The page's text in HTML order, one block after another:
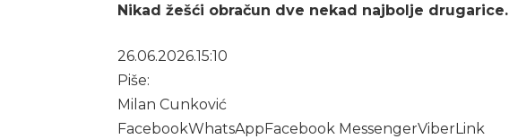
Nikad žešći obračun dve nekad najbolje drugarice.
26.06.2026.15:10
Piše:
Milan Cunković
FacebookWhatsApp Facebook MessengerViberLink